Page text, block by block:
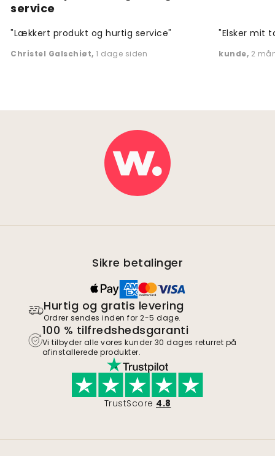
service
"Lækkert produkt og hurtig service"
Christel Galschiøt, 1 dage siden
"Elsker mit
kunde, 2
Sikre betalinger
Hurtig og gratis levering
Ordrer sendes inden for 2-5 dage.
100 % tilfredshedsgaranti
Vi tilbyder alle vores kunder 30 dages returret på
afinstallerede produkter.
TrustScore 4.8